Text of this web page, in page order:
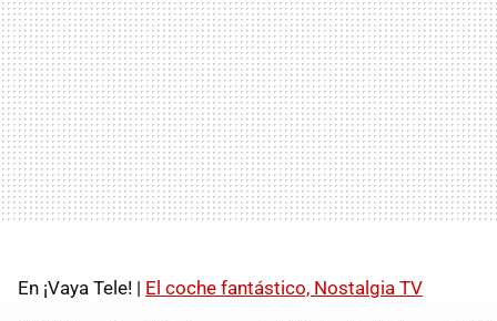
En ¡Vaya Tele! | El coche fantástico, Nostalgia TV